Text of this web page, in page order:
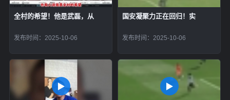
全村的希望！他是武磊，从
发布时间：2025-10-06
国安凝聚力正在回归！实
发布时间：2025-10-06